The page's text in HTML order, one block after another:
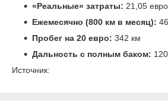
«Реальные» затраты: 21,05 евро
Ежемесячно (800 км в месяц):
Пробег на 20 евро: 342 км
Дальность с полным баком:
Источник: